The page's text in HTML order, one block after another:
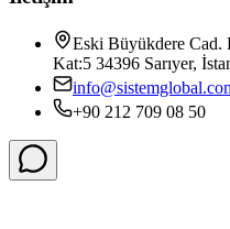
Eski Büyükdere Cad.
Kat:5 34396 Sarıyer,
+90 212 709 08 50